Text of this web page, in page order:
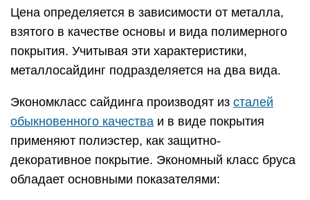
Цена определяется в зависимости от металла,
взятого в качестве основы и вида полимерного
покрытия. Учитывая эти характеристики,
металлосайдинг подразделяется на два вида.
Экономкласс сайдинга производят из сталей
обыкновенного качества и в виде покрытия
применяют полиэстер, как защитно-
декоративное покрытие. Экономный класс бруса
обладает основными показателями: